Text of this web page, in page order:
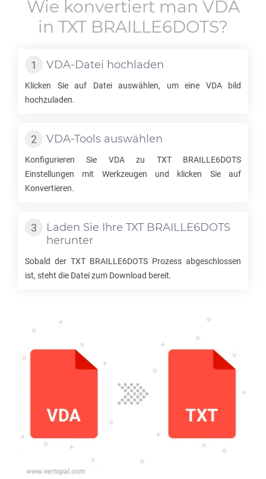
Wie konvertiert man VDA
in TXT BRAILLE6DOTS?
VDA-Datei hochladen
Klicken Sie auf Datei auswählen, um eine VDAbild
hochzuladen.
VDA-Tools auswählen
Konfigurieren Sie VDAzu TXT BRAILLE6DOTS
Einstellungen mit Werkzeugen und klicken Sie auf
Konvertieren.
Laden Sie Ihre TXT BRAILLE6DOTS
herunter
Sobald der TXT BRAILLE6DOTS Prozess abgeschlossen
ist, steht die Datei zum Download bereit.